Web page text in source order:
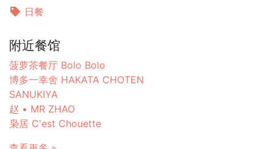
日餐
附近餐馆
菠萝茶餐厅 Bolo Bolo
博多一幸舍 HAKATA CHOTEN
SANUKIYA
赵 • MR ZHAO
枭居 C'est Chouette